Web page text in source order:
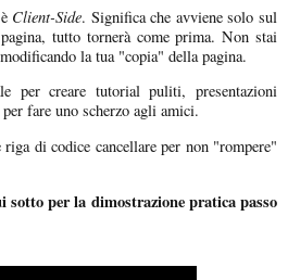
Client-Side. Significa che avviene solo sul
tutto tornerà come prima. Non stai
la tua "copia" della pagina.
per creare tutorial puliti, presentazioni
fare uno scherzo agli amici.
riga di codice cancellare per non "rompere"
sotto per la dimostrazione pratica passo